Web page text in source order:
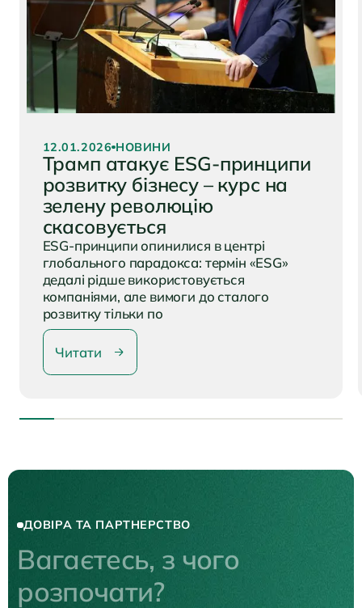
Час читання:8 хвилин
12.01.2026 НОВИНИ
Трамп атакує ESG-принципи
розвитку бізнесу – курс на
зелену революцію
скасовується
ESG-принципи опинилися в центрі
глобального парадокса: термін «ESG»
дедалі рідше використовується
компаніями, але вимоги до сталого
розвитку тільки по
Читати
ДОВІРА ТА ПАРТНЕРСТВО
Вагаєтесь, з чого
розпочати?